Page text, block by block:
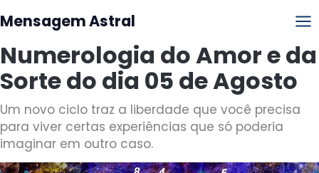
Mensagem Astral
Numerologia do Amor e da
Sorte do dia 05 de Agosto
Um novo ciclo traz a liberdade que você precisa
para viver certas experiências que só poderia
imaginar em outro caso.